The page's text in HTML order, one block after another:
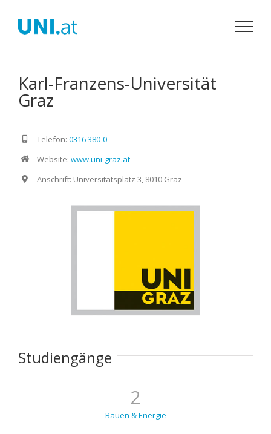
Inhalt
springen
Karl-Franzens-Universität
Graz
Telefon:0316 380-0
Website:www.uni-graz.at
Anschrift: Universitätsplatz 3, 8010 Graz
Studiengänge
2
Bauen & Energie